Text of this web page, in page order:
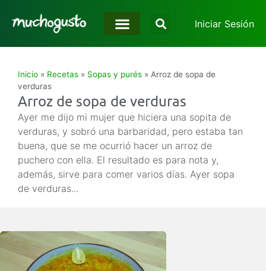
Iniciar Sesión
Inicio » Recetas » Sopas y purés » Arroz de sopa de
verduras
Arroz de sopa de verduras
Ayer me dijo mi mujer que hiciera una sopita de
verduras, y sobró una barbaridad, pero estaba tan
buena, que se me ocurrió hacer un arroz de
puchero con ella. El resultado es para nota y,
además, sirve para comer varios días. Ayer sopa
de verduras...